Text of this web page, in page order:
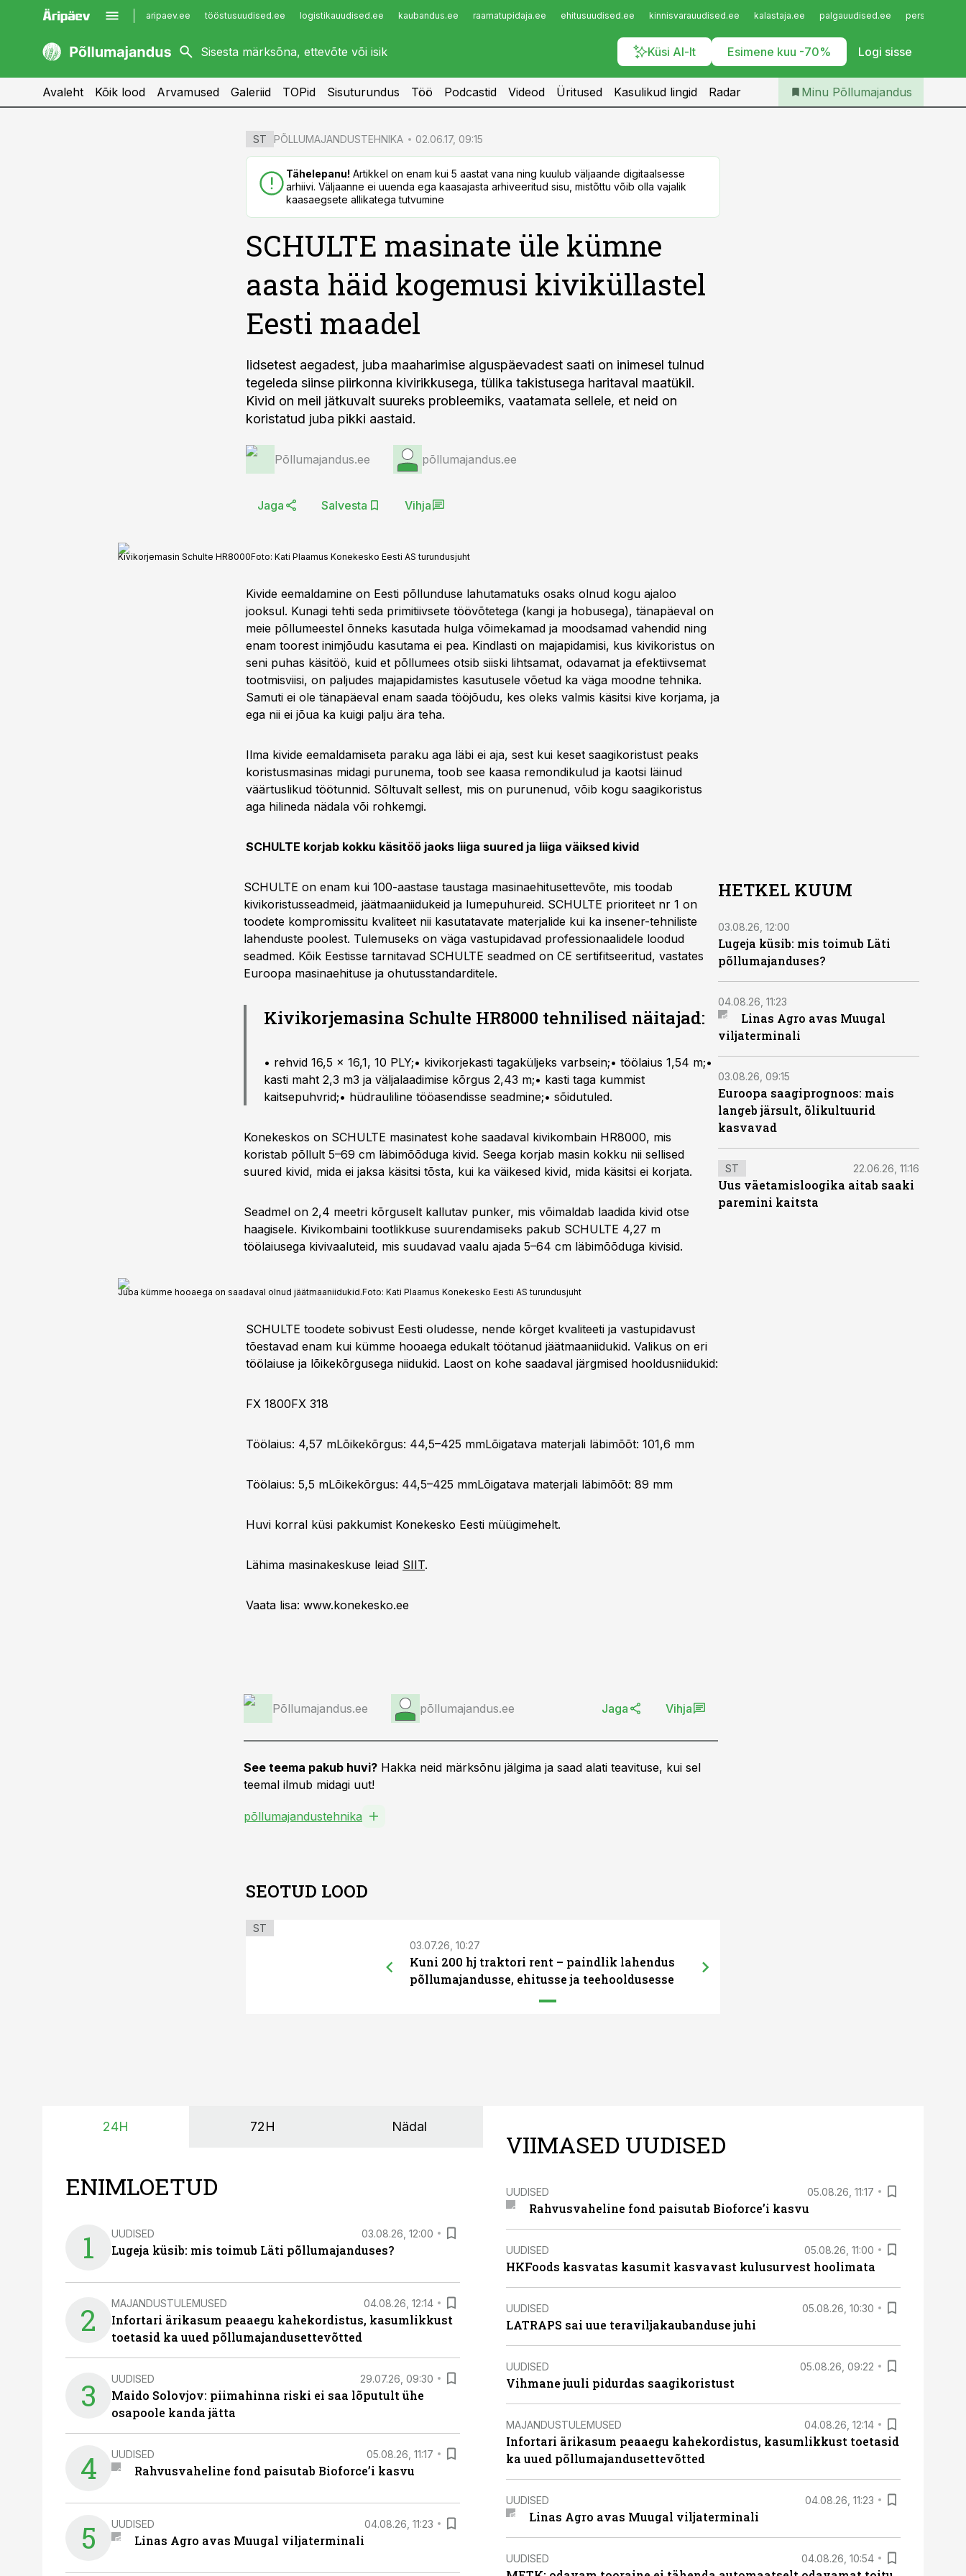
aripaev.ee tööstusuudised.ee logistikauudised.ee kaubandus.ee raamatupidaja.ee ehitusuudised.ee kinnisvarauudised.ee kalastaja.ee palgauudised.ee
Küsi AI-lt Esimene kuu -70% Logi sisse
kaubandus.ee
kinnisvarauudised.ee
imelineajalugu.ee
Infopank
Iseteenindus
Telli Põllumajandus
Avaleht Kõik lood Arvamused Galeriid TOPid Sisuturundus Töö Podcastid Videod Üritused Kasulikud lingid Radar Minu Põllumajandus
ST PÕLLUMAJANDUSTEHNIKA 02.06.17, 09:15
Tähelepanu! Artikkel on enam kui 5 aastat vana ning kuulub väljaande digitaalsesse
arhiivi. Väljaanne ei uuenda ega kaasajasta arhiveeritud sisu, mistõttu võib olla vajalik
kaasaegsete allikatega tutvumine
SCHULTE masinate üle kümne
aasta häid kogemusi kiviküllastel
Eesti maadel
Iidsetest aegadest, juba maaharimise alguspäevadest saati on inimesel tulnud
tegeleda siinse piirkonna kivirikkusega, tülika takistusega haritaval maatükil.
Kivid on meil jätkuvalt suureks probleemiks, vaatamata sellele, et neid on
koristatud juba pikki aastaid.
Põllumajandus.ee põllumajandus.ee
Jaga Salvesta Vihja
Kivikorjemasin Schulte HR8000Foto: Kati Plaamus Konekesko Eesti AS turundusjuht
Kivide eemaldamine on Eesti põllunduse lahutamatuks osaks olnud kogu ajaloo
jooksul. Kunagi tehti seda primitiivsete töövõtetega (kangi ja hobusega), tänapäeval on
meie põllumeestel õnneks kasutada hulga võimekamad ja moodsamad vahendid ning
enam toorest inimjõudu kasutama ei pea. Kindlasti on majapidamisi, kus kivikoristus on
seni puhas käsitöö, kuid et põllumees otsib siiski lihtsamat, odavamat ja efektiivsemat
tootmisviisi, on paljudes majapidamistes kasutusele võetud ka väga moodne tehnika.
Samuti ei ole tänapäeval enam saada tööjõudu, kes oleks valmis käsitsi kive korjama, ja
ega nii ei jõua ka kuigi palju ära teha.
Ilma kivide eemaldamiseta paraku aga läbi ei aja, sest kui keset saagikoristust peaks
koristusmasinas midagi purunema, toob see kaasa remondikulud ja kaotsi läinud
väärtuslikud töötunnid. Sõltuvalt sellest, mis on purunenud, võib kogu saagikoristus
aga hilineda nädala või rohkemgi.
SCHULTE korjab kokku käsitöö jaoks liiga suured ja liiga väiksed kivid
SCHULTE on enam kui 100-aastase taustaga masinaehitusettevõte, mis toodab
kivikoristusseadmeid, jäätmaaniidukeid ja lumepuhureid. SCHULTE prioriteet nr 1 on
toodete kompromissitu kvaliteet nii kasutatavate materjalide kui ka insener-tehniliste
lahenduste poolest. Tulemuseks on väga vastupidavad professionaalidele loodud
seadmed. Kõik Eestisse tarnitavad SCHULTE seadmed on CE sertifitseeritud, vastates
Euroopa masinaehituse ja ohutusstandarditele.
Kivikorjemasina Schulte HR8000 tehnilised näitajad:
• rehvid 16,5 × 16,1, 10 PLY;• kivikorjekasti tagaküljeks varbsein;• töölaius 1,54 m;•
kasti maht 2,3 m3 ja väljalaadimise kõrgus 2,43 m;• kasti taga kummist
kaitsepuhvrid;• hüdrauliline tööasendisse seadmine;• sõidutuled.
Konekeskos on SCHULTE masinatest kohe saadaval kivikombain HR8000, mis
koristab põllult 5–69 cm läbimõõduga kivid. Seega korjab masin kokku nii sellised
suured kivid, mida ei jaksa käsitsi tõsta, kui ka väikesed kivid, mida käsitsi ei korjata.
Seadmel on 2,4 meetri kõrguselt kallutav punker, mis võimaldab laadida kivid otse
haagisele. Kivikombaini tootlikkuse suurendamiseks pakub SCHULTE 4,27 m
töölaiusega kivivaaluteid, mis suudavad vaalu ajada 5–64 cm läbimõõduga kivisid.
HETKEL KUUM
03.08.26, 12:00
Lugeja küsib: mis toimub Läti
põllumajanduses?
04.08.26, 11:23
Linas Agro avas Muugal
viljaterminali
03.08.26, 09:15
Euroopa saagiprognoos: mais
langeb järsult, õlikultuurid
kasvavad
ST 22.06.26, 11:16
Uus väetamisloogika aitab saaki
paremini kaitsta
Juba kümme hooaega on saadaval olnud jäätmaaniidukid.Foto: Kati Plaamus Konekesko Eesti AS turundusjuht
SCHULTE toodete sobivust Eesti oludesse, nende kõrget kvaliteeti ja vastupidavust
tõestavad enam kui kümme hooaega edukalt töötanud jäätmaaniidukid. Valikus on eri
töölaiuse ja lõikekõrgusega niidukid. Laost on kohe saadaval järgmised hooldusniidukid:
FX 1800FX 318
Töölaius: 4,57 mLõikekõrgus: 44,5–425 mmLõigatava materjali läbimõõt: 101,6 mm
Töölaius: 5,5 mLõikekõrgus: 44,5–425 mmLõigatava materjali läbimõõt: 89 mm
Huvi korral küsi pakkumist Konekesko Eesti müügimehelt.
Lähima masinakeskuse leiad SIIT.
Vaata lisa: www.konekesko.ee
Põllumajandus.ee põllumajandus.ee Jaga Vihja
See teema pakub huvi? Hakka neid märksõnu jälgima ja saad alati teavituse, kui sel
teemal ilmub midagi uut!
põllumajandustehnika
SEOTUD LOOD
ST
03.07.26, 10:27
Kuni 200 hj traktori rent – paindlik lahendus
põllumajandusse, ehitusse ja teehooldusesse
24H 72H Nädal
ENIMLOETUD
1 UUDISED 03.08.26, 12:00
Lugeja küsib: mis toimub Läti põllumajanduses?
2 MAJANDUSTULEMUSED 04.08.26, 12:14
Infortari ärikasum peaaegu kahekordistus, kasumlikkust
toetasid ka uued põllumajandusettevõtted
3 UUDISED 29.07.26, 09:30
Maido Solovjov: piimahinna riski ei saa lõputult ühe
osapoole kanda jätta
4 UUDISED 05.08.26, 11:17
Rahvusvaheline fond paisutab Bioforce’i kasvu
5 UUDISED 04.08.26, 11:23
Linas Agro avas Muugal viljaterminali
VIIMASED UUDISED
UUDISED 05.08.26, 11:17
Rahvusvaheline fond paisutab Bioforce’i kasvu
UUDISED 05.08.26, 11:00
HKFoods kasvatas kasumit kasvavast kulusurvest hoolimata
UUDISED 05.08.26, 10:30
LATRAPS sai uue teraviljakaubanduse juhi
UUDISED 05.08.26, 09:22
Vihmane juuli pidurdas saagikoristust
MAJANDUSTULEMUSED 04.08.26, 12:14
Infortari ärikasum peaaegu kahekordistus, kasumlikkust toetasid
ka uued põllumajandusettevõtted
UUDISED 04.08.26, 11:23
Linas Agro avas Muugal viljaterminali
UUDISED 04.08.26, 10:54